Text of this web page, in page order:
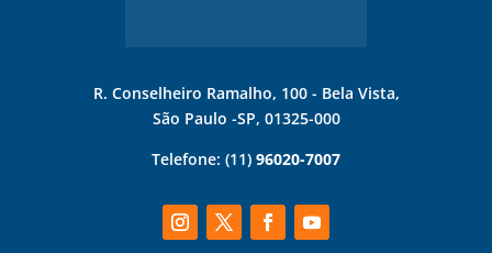
R. Conselheiro Ramalho, 100 - Bela Vista,
São Paulo -SP, 01325-000
Telefone: (11) 96020-7007